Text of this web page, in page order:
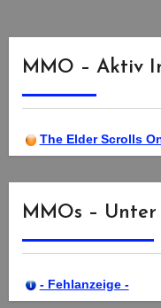
MMO – Aktiv
The Elder Scrolls
MMOs –
- Fehlanzeige -